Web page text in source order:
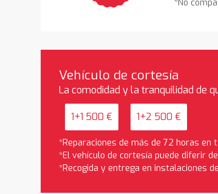
*No
Vehículo de cortesía
La comodidad y la tranquilidad de
1+1 500 € 1+2 500 €
*Reparaciones de más de 72 horas en
*El vehículo de cortesía puede diferir
*Recogida y entrega en instalaciones